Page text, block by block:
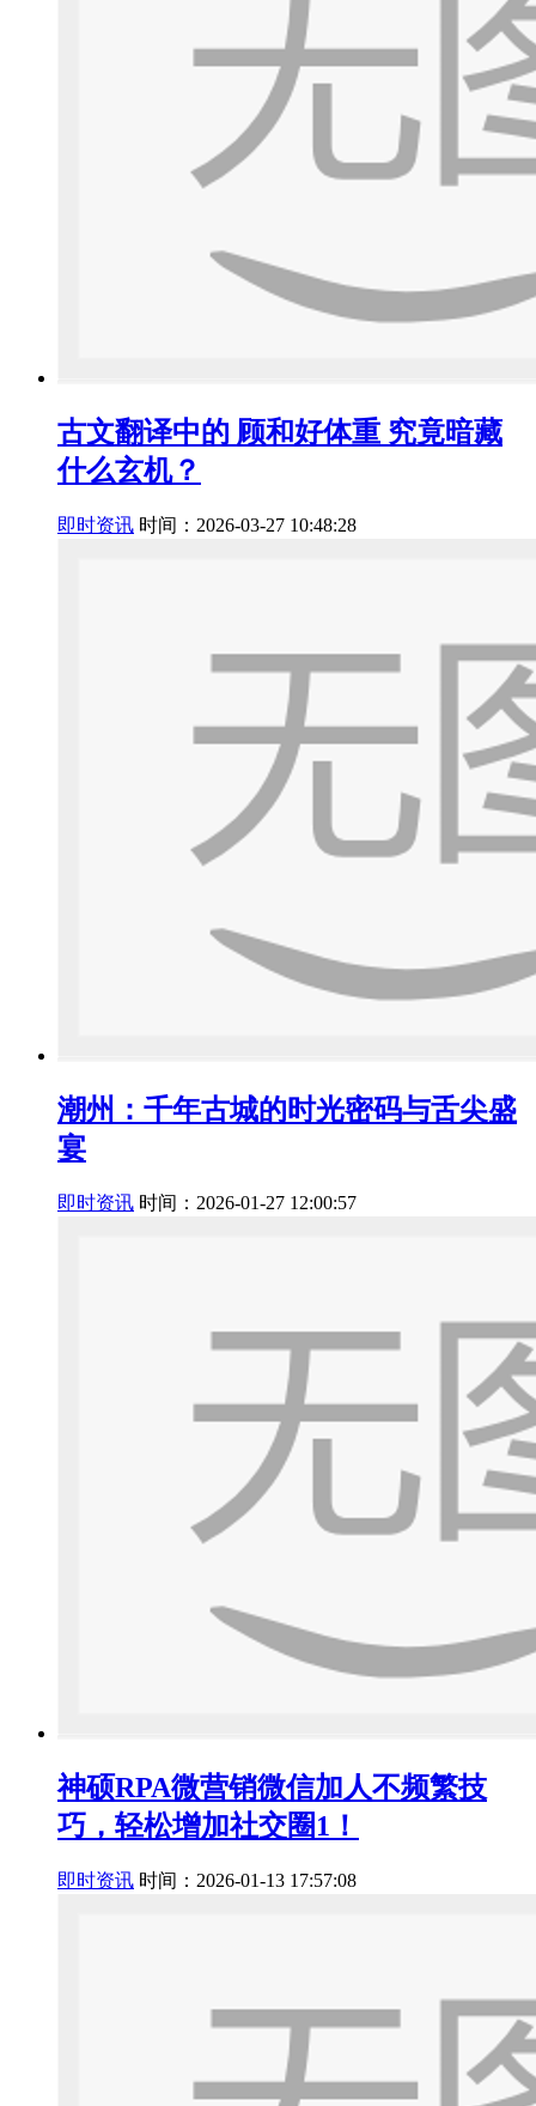
古文翻译中的 顾和好体重 究竟暗藏
什么玄机？
即时资讯 时间：2026-03-27 10:48:28
潮州：千年古城的时光密码与舌尖盛
宴
即时资讯 时间：2026-01-27 12:00:57
神硕RPA微营销微信加人不频繁技
巧，轻松增加社交圈1！
即时资讯 时间：2026-01-13 17:57:08